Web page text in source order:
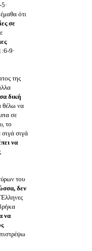
ότι
σε
9·
της
δική
θέλω να
σε
το
σιγά
να
του
δεν
να